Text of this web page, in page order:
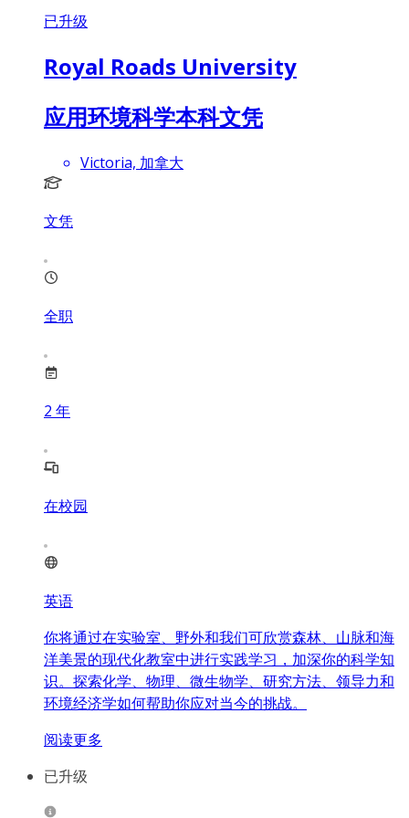
已升级
Royal Roads University
应用环境科学本科文凭
Victoria, 加拿大
文凭
全职
2 年
在校园
英语
你将通过在实验室、野外和我们可欣赏森林、山脉和海
洋美景的现代化教室中进行实践学习，加深你的科学知
识。探索化学、物理、微生物学、研究方法、领导力和
环境经济学如何帮助你应对当今的挑战。
阅读更多
已升级